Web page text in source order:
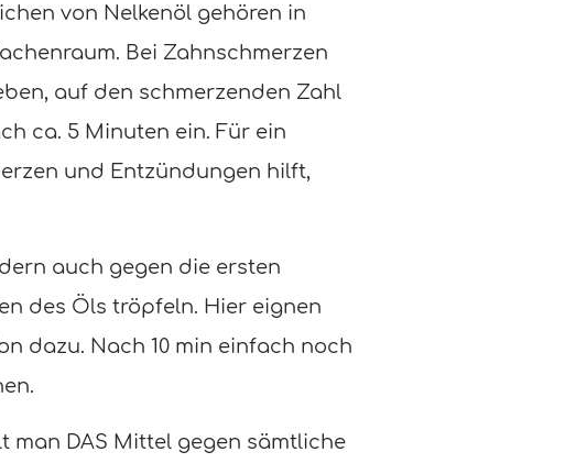
von Nelkenöl gehören in
Bei Zahnschmerzen
auf den schmerzenden Zahl
ca. 5 Minuten ein. Für ein
und Entzündungen hilft,
auch gegen die ersten
des Öls tröpfeln. Hier eignen
dazu. Nach 10 min einfach noch
man DAS Mittel gegen sämtliche